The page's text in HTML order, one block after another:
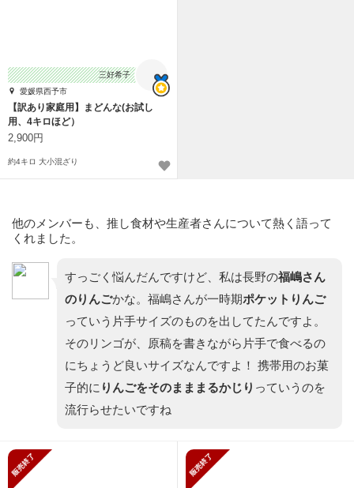
三好希子
愛媛県西予市
【訳あり家庭用】まどんな(お試し
用、4キロほど）
2,900円
約4キロ 大小混ざり
他のメンバーも、推し食材や生産者さんについて熱く語って
くれました。
すっごく悩んだんですけど、私は長野の福嶋さん
のりんごかな。福嶋さんが一時期ポケットりんご
っていう片手サイズのものを出してたんですよ。
そのリンゴが、原稿を書きながら片手で食べるの
にちょうど良いサイズなんですよ！ 携帯用のお菓
子的に りんごをそのまままるかじり っていうのを
流行らせたいですね